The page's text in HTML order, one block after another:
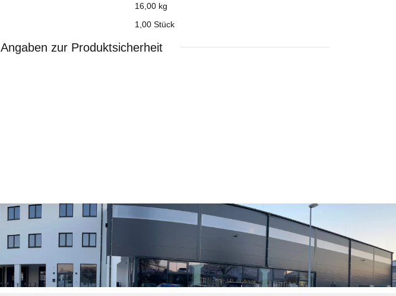
16,00 kg
1,00 Stück
Angaben zur Produktsicherheit